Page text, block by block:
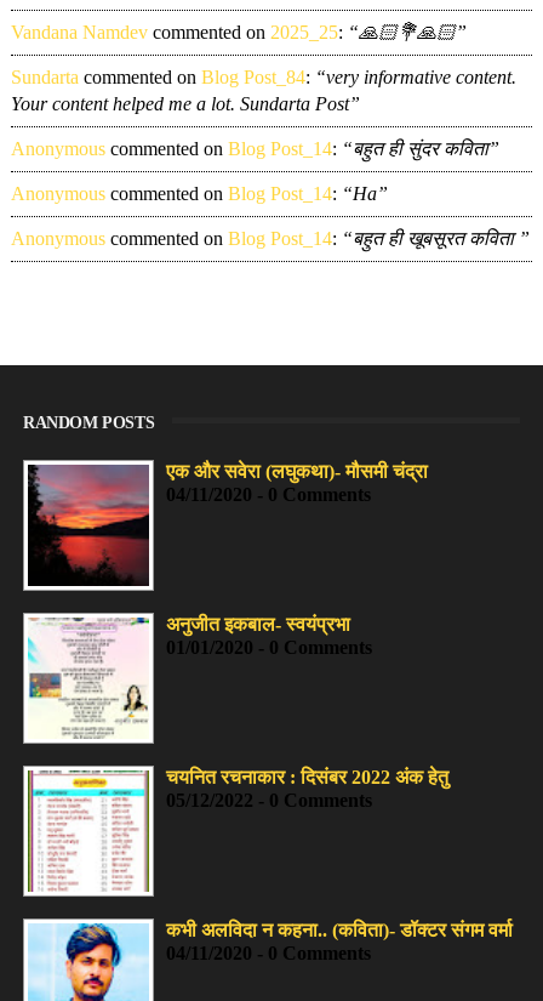
Vandana Namdevcommented on 2025_25: “🙏🏻💐🙏🏻”
Sundarta commented on Blog Post_84: “very informative content.
Your content helped me a lot. Sundarta Post”
Anonymouscommented on Blog Post_14: “बहुत ही सुंदर कविता”
Anonymouscommented on Blog Post_14: “Ha”
Anonymouscommented on Blog Post_14: “बहुत ही खूबसूरत कविता ”
RANDOM POSTS
एक और सवेरा (लघुकथा)- मौसमी चंद्रा
04/11/2020 - 0 Comments
अनुजीत इकबाल- स्वयंप्रभा
01/01/2020 - 0 Comments
चयनित रचनाकार : दिसंबर 2022 अंक हेतु
05/12/2022 - 0 Comments
कभी अलविदा न कहना.. (कविता)- डॉक्टर संगम वर्मा
04/11/2020 - 0 Comments